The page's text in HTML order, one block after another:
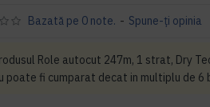
Bazată pe 0 note. - Spune-ţi opinia
Role autocut 247m, 1 strat, Dry
poate fi cumparat decat in multiplu de 6